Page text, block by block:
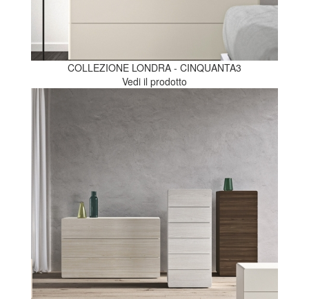
COLLEZIONE LONDRA - CINQUANTA3
Vedi il prodotto